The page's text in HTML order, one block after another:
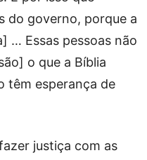
do governo, porque a
… Essas pessoas não
o que a Bíblia
têm esperança de
justiça com as